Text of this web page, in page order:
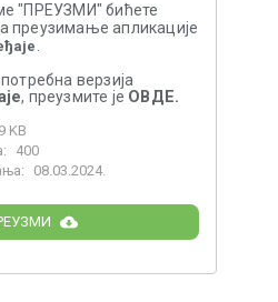
"ПРЕУЗМИ" бићете
преузимање апликације
верзија
, преузмите је ОВДЕ.
KB
400
08.03.2024.